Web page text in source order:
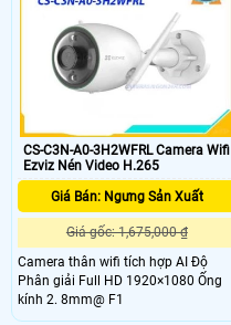
CS-C3N-A0-3H2WFRL Camera Wifi
Ezviz Nén Video H.265
Giá Bán: Ngưng Sản Xuất
Giá gốc: 1,675,000 ₫
Camera thân wifi tích hợp AI Độ
Phân giải Full HD 1920×1080 Ống
kính 2. 8mm@ F1